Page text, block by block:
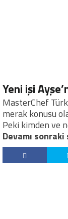
Yeni işi
MasterChef
merak konusu
Peki kimden ve
Devamı